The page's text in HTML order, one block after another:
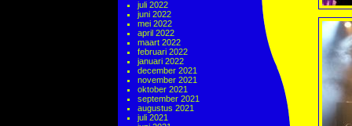
juli 2022
juni 2022
mei 2022
april 2022
maart 2022
februari 2022
januari 2022
december 2021
november 2021
oktober 2021
september 2021
augustus 2021
juli 2021